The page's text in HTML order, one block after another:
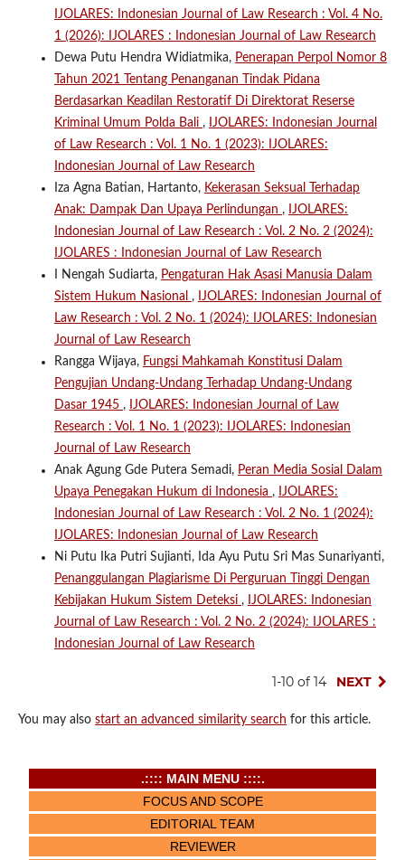
IJOLARES: Indonesian Journal of Law Research : Vol. 4 No.
1 (2026): IJOLARES : Indonesian Journal of Law Research
Dewa Putu Hendra Widiatmika, Penerapan Perpol Nomor 8
Tahun 2021 Tentang Penanganan Tindak Pidana
Berdasarkan Keadilan Restoratif Di Direktorat Reserse
Kriminal Umum Polda Bali ,
IJOLARES: Indonesian Journal
of Law Research : Vol. 1 No. 1 (2023): IJOLARES:
Indonesian Journal of Law Research
Iza Agna Batian, Hartanto, Kekerasan Seksual Terhadap
Anak: Dampak Dan Upaya Perlindungan ,
IJOLARES:
Indonesian Journal of Law Research : Vol. 2 No. 2 (2024):
IJOLARES : Indonesian Journal of Law Research
I Nengah Sudiarta, Pengaturan Hak Asasi Manusia Dalam
Sistem Hukum Nasional ,
IJOLARES: Indonesian Journal of
Law Research : Vol. 2 No. 1 (2024): IJOLARES: Indonesian
Journal of Law Research
Rangga Wijaya, Fungsi Mahkamah Konstitusi Dalam
Pengujian Undang-Undang Terhadap Undang-Undang
Dasar 1945 ,
IJOLARES: Indonesian Journal of Law
Research : Vol. 1 No. 1 (2023): IJOLARES: Indonesian
Journal of Law Research
Anak Agung Gde Putera Semadi, Peran Media Sosial Dalam
Upaya Penegakan Hukum di Indonesia ,
IJOLARES:
Indonesian Journal of Law Research : Vol. 2 No. 1 (2024):
IJOLARES: Indonesian Journal of Law Research
Ni Putu Ika Putri Sujianti, Ida Ayu Putu Sri Mas Sunariyanti,
Penanggulangan Plagiarisme Di Perguruan Tinggi Dengan
Kebijakan Hukum Sistem Deteksi ,
IJOLARES: Indonesian
Journal of Law Research : Vol. 2 No. 2 (2024): IJOLARES :
Indonesian Journal of Law Research
1-10 of 14 NEXT
You may also start an advanced similarity search for this article.
.:::: MAIN MENU ::::.
FOCUS AND SCOPE
EDITORIAL TEAM
REVIEWER